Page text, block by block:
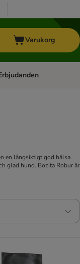
Varukorg
category menu:
en långsiktigt god hälsa.
glad hund. Bozita Robur är